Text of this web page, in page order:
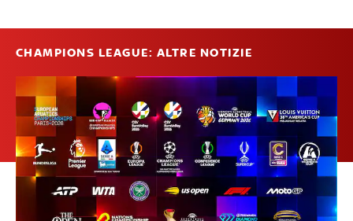
CHAMPIONS LEAGUE: ALTRE NOTIZIE